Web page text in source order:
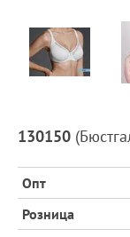
Описание
товара
и
цена
130150 (
Опт
Розница